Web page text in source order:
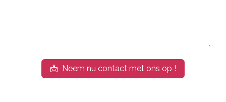
📩 Neem nu contact met ons op !